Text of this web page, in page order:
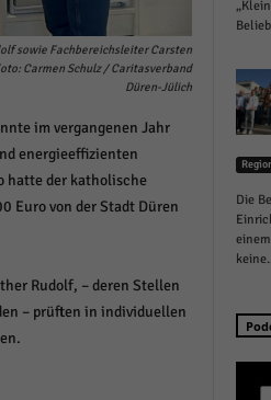
sowie Fachbereichsleiter Carsten
Carmen Schulz / Caritasverband
Düren-Jülich
im vergangenen Jahr
energieeffizienten
hatte der katholische
Euro von der Stadt Düren
Rudolf, – deren Stellen
– prüften in individuellen
Die
Funktionen und sind für die einwandfreie
anzeigen
Diese Informationen helfen uns zu
oder Publishern verwendet, um